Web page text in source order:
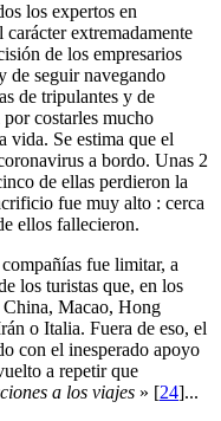
los expertos en
extremadamente
de los empresarios
de seguir navegando
de tripulantes y de
por costarles mucho
vida. Se estima que el
a bordo. Unas 2
de ellas perdieron la
fue muy alto : cerca
ellos fallecieron.
fue limitar, a
los turistas que, en los
China, Macao, Hong
o Italia. Fuera de eso, el
con el inesperado apoyo
a repetir que
a los viajes » [24]...